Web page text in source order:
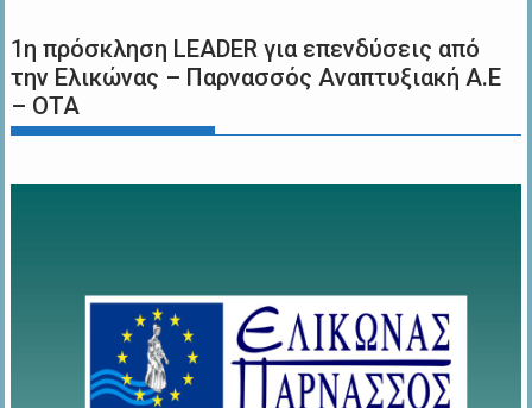
1η πρόσκληση LEADER για επενδύσεις από
την Ελικώνας – Παρνασσός Αναπτυξιακή Α.Ε
– ΟΤΑ